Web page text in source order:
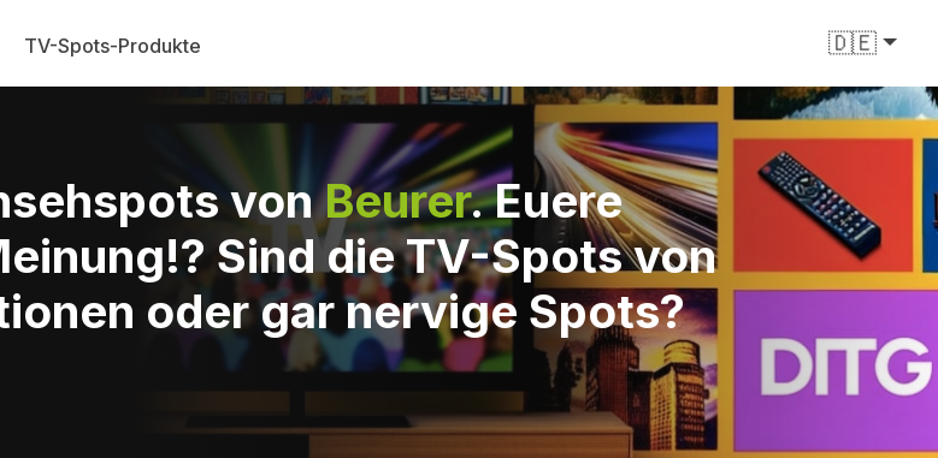
TV-Spots-Produkte 🇩🇪
vonBeurer. Euere
Sind die TV-Spots von
oder gar nervige Spots?